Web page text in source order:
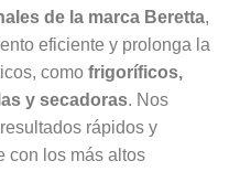
de la marca Beretta,
eficiente y prolonga la
como frigoríficos,
y secadoras. Nos
rápidos y
con los más altos